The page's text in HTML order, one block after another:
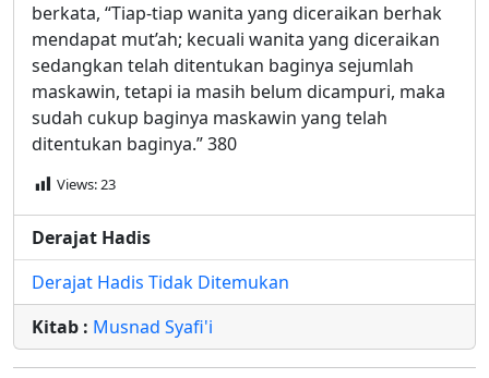
berkata, “Tiap-tiap wanita yang diceraikan berhak
mendapat mut’ah; kecuali wanita yang diceraikan
sedangkan telah ditentukan baginya sejumlah
maskawin, tetapi ia masih belum dicampuri, maka
sudah cukup baginya maskawin yang telah
ditentukan baginya.” 380
Views:23
Derajat Hadis
Derajat Hadis Tidak Ditemukan
Kitab : Musnad Syafi'i